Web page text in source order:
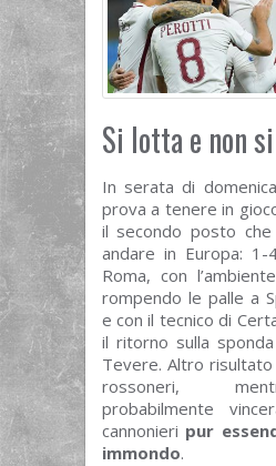
Si lotta e non
In serata di
prova a tenere in
il secondo posto
andare in Europa:
Roma, con
rompendo le palle a
e con il tecnico di
il ritorno sulla
Tevere. Altro
rossoneri,
probabilmente
cannonieri pur
immondo.